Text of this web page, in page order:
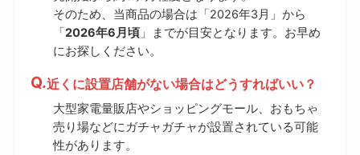
そのため、当商品の場合は「2026年3月」から
「2026年6月頃」までが目安となります。お早め
にお探しください。
近くに設置店舗がない場合はどうすればいい？
大型家電量販店やショッピングモール、おもちゃ
売り場などにガチャガチャが設置されている可能
性があります。